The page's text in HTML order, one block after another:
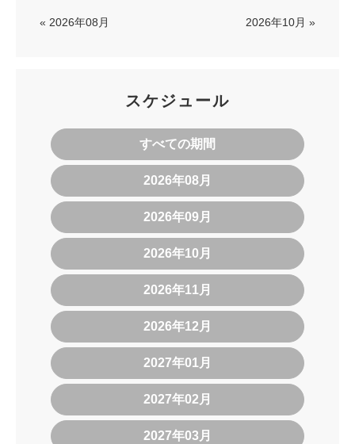
« 2026年08月 2026年10月 »
スケジュール
すべての期間
2026年08月
2026年09月
2026年10月
2026年11月
2026年12月
2027年01月
2027年02月
2027年03月